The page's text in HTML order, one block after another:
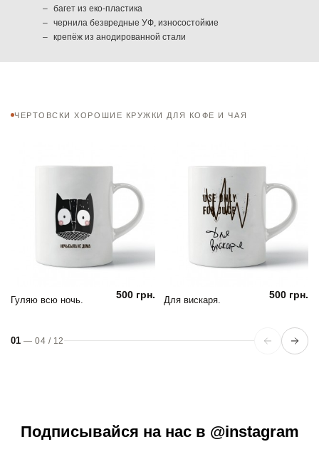
багет из еко-пластика
чернила безвредные УФ, износостойкие
крепёж из анодированной стали
ЧЕРТОВСКИ ХОРОШИЕ КРУЖКИ ДЛЯ КОФЕ И ЧАЯ
Гуляю всю ночь. 500 грн. Для вискаря. 500 грн.
01 —04 / 12
Подписывайся на нас в @instagram